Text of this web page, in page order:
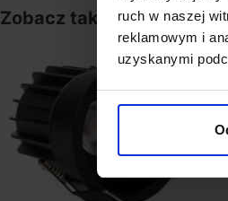
ruch w naszej
reklamowym i
uzyskanymi
Zobacz także